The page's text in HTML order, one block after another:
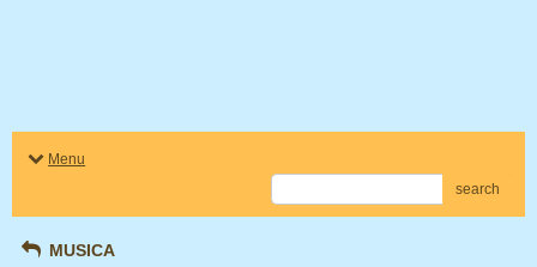
Menu
search
MUSICA